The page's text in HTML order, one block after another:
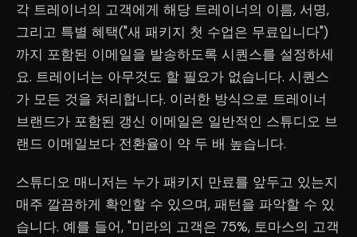
각 트레이너의 고객에게 해당 트레이너의 이름, 서명,
그리고 특별 혜택("새 패키지 첫 수업은 무료입니다")
까지 포함된 이메일을 발송하도록 시퀀스를 설정하세
요. 트레이너는 아무것도 할 필요가 없습니다. 시퀀스
가 모든 것을 처리합니다. 이러한 방식으로 트레이너
브랜드가 포함된 갱신 이메일은 일반적인 스튜디오 브
랜드 이메일보다 전환율이 약 두 배 높습니다.
스튜디오 매니저는 누가 패키지 만료를 앞두고 있는지
매주 깔끔하게 확인할 수 있으며, 패턴을 파악할 수 있
습니다. 예를 들어, "미라의 고객은 75%, 토마스의 고객